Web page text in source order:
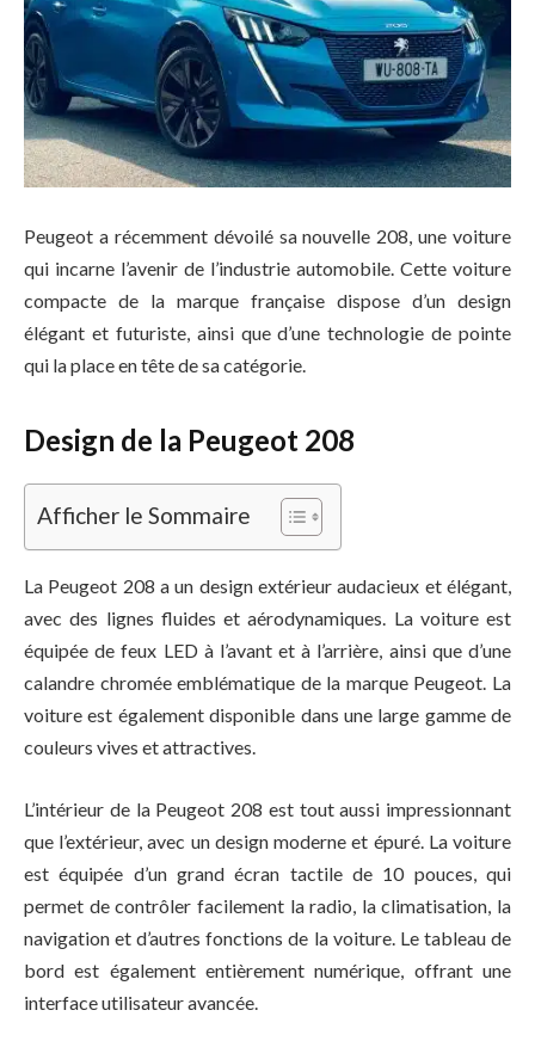
Peugeot a récemment dévoilé sa nouvelle 208, une voiture
qui incarne l’avenir de l’industrie automobile. Cette voiture
compacte de la marque française dispose d’un design
élégant et futuriste, ainsi que d’une technologie de pointe
qui la place en tête de sa catégorie.
Design de la Peugeot 208
Afficher le Sommaire
La Peugeot 208 a un design extérieur audacieux et élégant,
avec des lignes fluides et aérodynamiques. La voiture est
équipée de feux LED à l’avant et à l’arrière, ainsi que d’une
calandre chromée emblématique de la marque Peugeot. La
voiture est également disponible dans une large gamme de
couleurs vives et attractives.
L’intérieur de la Peugeot 208 est tout aussi impressionnant
que l’extérieur, avec un design moderne et épuré. La voiture
est équipée d’un grand écran tactile de 10 pouces, qui
permet de contrôler facilement la radio, la climatisation, la
navigation et d’autres fonctions de la voiture. Le tableau de
bord est également entièrement numérique, offrant une
interface utilisateur avancée.